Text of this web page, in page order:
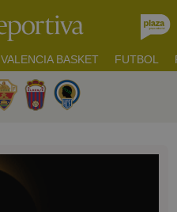
VALENCIA BASKET FUTBOL